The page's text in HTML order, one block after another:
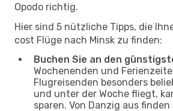
Opodo richtig.
Hier sind 5 nützliche Tipps, die
cost Flüge nach Minsk zu finden:
Buchen Sie an den
Wochenenden und
Flugreisenden besonders
und unter der Woche fliegt,
sparen. Von Danzig aus